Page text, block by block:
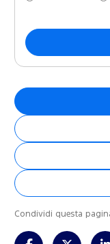
Condividi questa